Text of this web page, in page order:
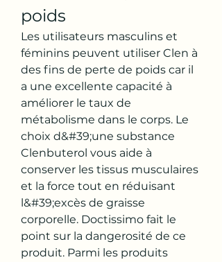
poids
Les utilisateurs masculins et
féminins peuvent utiliser Clen à
des fins de perte de poids car il
a une excellente capacité à
améliorer le taux de
métabolisme dans le corps. Le
choix d&#39;une substance
Clenbuterol vous aide à
conserver les tissus musculaires
et la force tout en réduisant
l&#39;excès de graisse
corporelle. Doctissimo fait le
point sur la dangerosité de ce
produit. Parmi les produits